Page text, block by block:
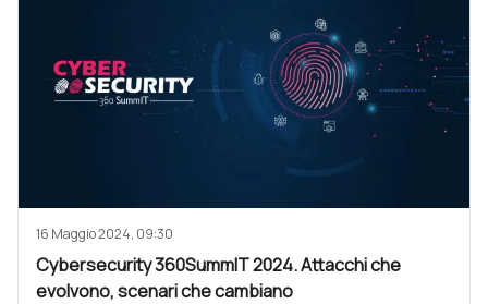
16 Maggio 2024, 09:30
Cybersecurity 360SummIT 2024. Attacchi che
evolvono, scenari che cambiano